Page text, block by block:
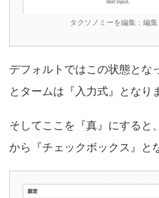
タクソノミーを編集：編集
デフォルトではこの状態とな
とタームは『入力式』となり
そしてここを『真』にすると
から『チェックボックス』と